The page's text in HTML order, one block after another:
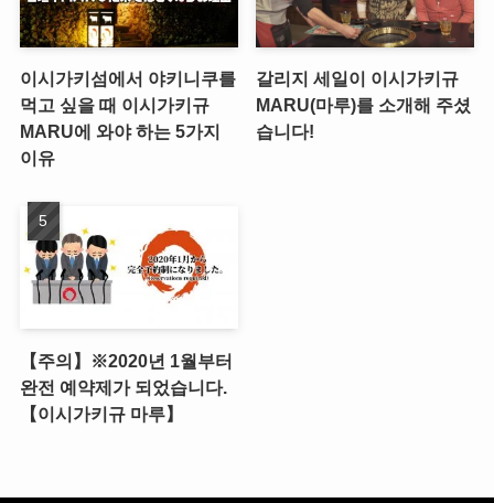
이시가키섬에서 야키니쿠를
먹고 싶을 때 이시가키규
MARU에 와야 하는 5가지
이유
갈리지 세일이 이시가키규
MARU(마루)를 소개해 주셨
습니다!
【주의】※2020년 1월부터
완전 예약제가 되었습니다.
【이시가키규 마루】